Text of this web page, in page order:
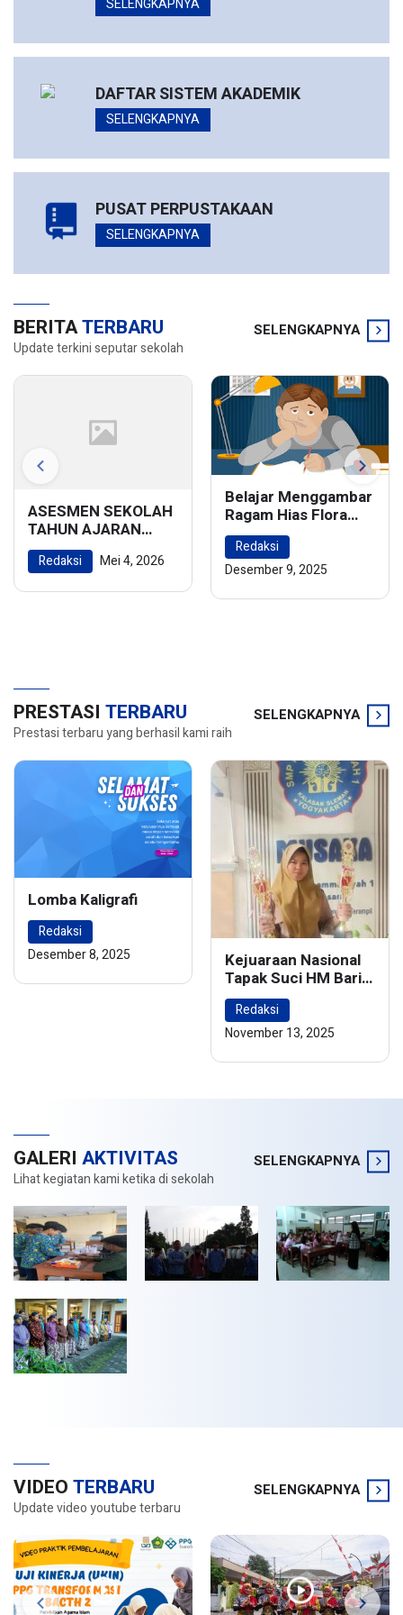
SELENGKAPNYA
DAFTAR SISTEM AKADEMIK
SELENGKAPNYA
PUSAT PERPUSTAKAAN
SELENGKAPNYA
BERITATERBARU
Update terkini seputar sekolah
SELENGKAPNYA
ASESMEN SEKOLAH
TAHUN AJARAN
2025/2026
Redaksi Mei 4, 2026
Belajar Menggambar
Ragam Hias Flora
dan Fauna:
Menghidupkan
Keindahan Alam
Redaksi
Desember 9, 2025
PRESTASI TERBARU
Prestasi terbaru yang berhasil kami raih
SELENGKAPNYA
Lomba Kaligrafi
Redaksi
Desember 8, 2025
Kejuaraan Nasional
Tapak Suci HM Barie
Rsyad Championship
2024
Redaksi
November 13, 2025
GALERI AKTIVITAS
Lihat kegiatan kami ketika di sekolah
SELENGKAPNYA
VIDEOTERBARU
Update video youtube terbaru
SELENGKAPNYA